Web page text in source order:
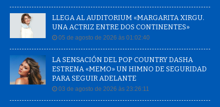
LLEGA AL AUDITORIUM «MARGARITA XIRGU.
UNA ACTRIZ ENTRE DOS CONTINENTES»
05 de agosto de 2026 às 01:02:40
LA SENSACIÓN DEL POP COUNTRY DASHA
ESTRENA «MEMO» UN HIMNO DE SEGURIDAD
PARA SEGUIR ADELANTE
03 de agosto de 2026 às 23:26:11